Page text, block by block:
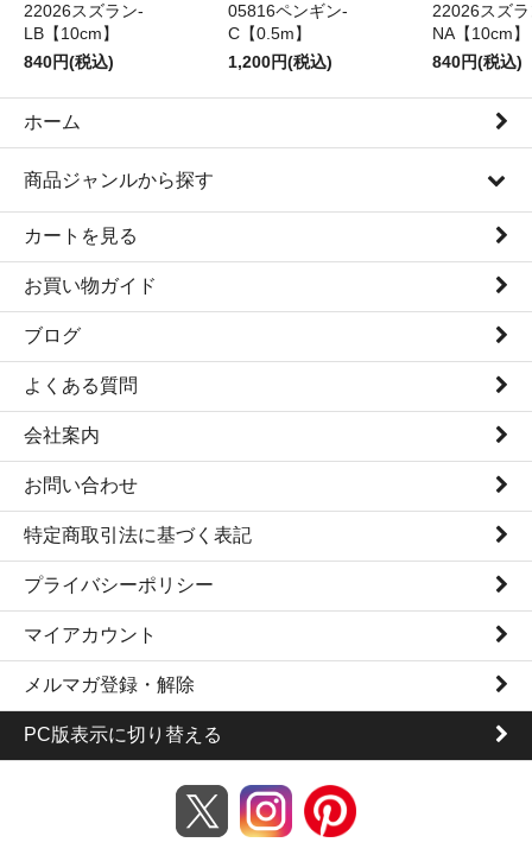
22026スズラン-
LB【10cm】
840円(税込)
05816ペンギン-
C【0.5m】
1,200円(税込)
22026スズ
NA【10cm】
840円(税込)
ホーム
商品ジャンルから探す
カートを見る
お買い物ガイド
ブログ
よくある質問
会社案内
お問い合わせ
特定商取引法に基づく表記
プライバシーポリシー
マイアカウント
メルマガ登録・解除
PC版表示に切り替える